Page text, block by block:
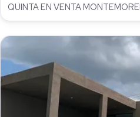
QUINTA EN VENTA